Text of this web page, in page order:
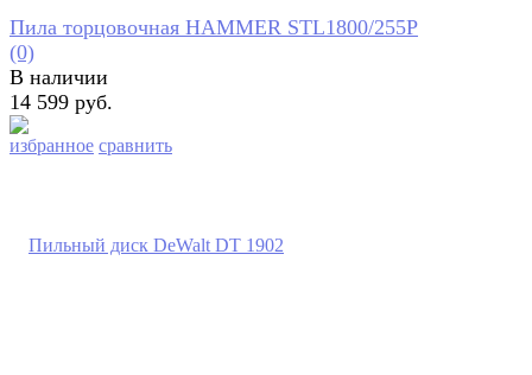
избранное сравнить
Пила торцовочная HAMMER STL1800/255P
(0)
В наличии
14 599 руб.